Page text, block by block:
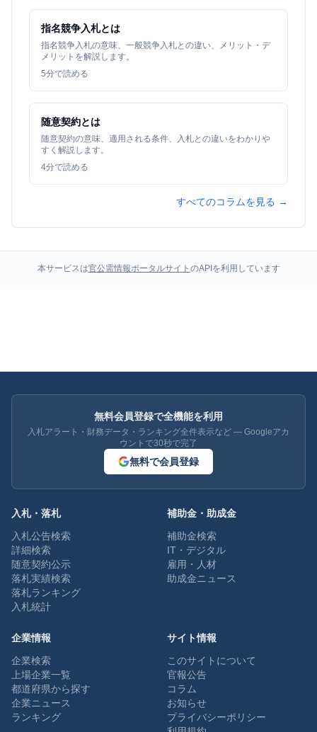
指名競争入札とは
指名競争入札の意味、一般競争入札との違い、メリット・デ
メリットを解説します。
5分で読める
随意契約とは
随意契約の意味、適用される条件、入札との違いをわかりや
すく解説します。
4分で読める
すべてのコラムを見る →
本サービスは官公需情報ポータルサイト のAPIを利用しています
無料会員登録で全機能を利用
入札アラート・財務データ・ランキング全件表示など — Googleアカ
ウントで30秒で完了
無料で会員登録
入札・落札
入札公告検索
詳細検索
随意契約公示
落札実績検索
落札ランキング
入札統計
補助金・助成金
補助金検索
IT・デジタル
雇用・人材
助成金ニュース
企業情報
企業検索
上場企業一覧
都道府県から探す
企業ニュース
ランキング
サイト情報
このサイトについて
官報公告
コラム
お知らせ
プライバシーポリシー